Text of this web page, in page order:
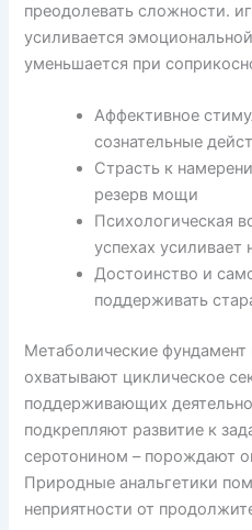
преодолевать сложности.
усиливается
уменьшается при
Аффективное
сознательные
Страсть к
резерв мощи
Психологическая
успехах усиливает
Достоинство и
поддерживать
Метаболические фундамент
охватывают циклическое
поддерживающих
подкрепляют развитие к
серотонином – порождают
Природные анальгетики
неприятности от